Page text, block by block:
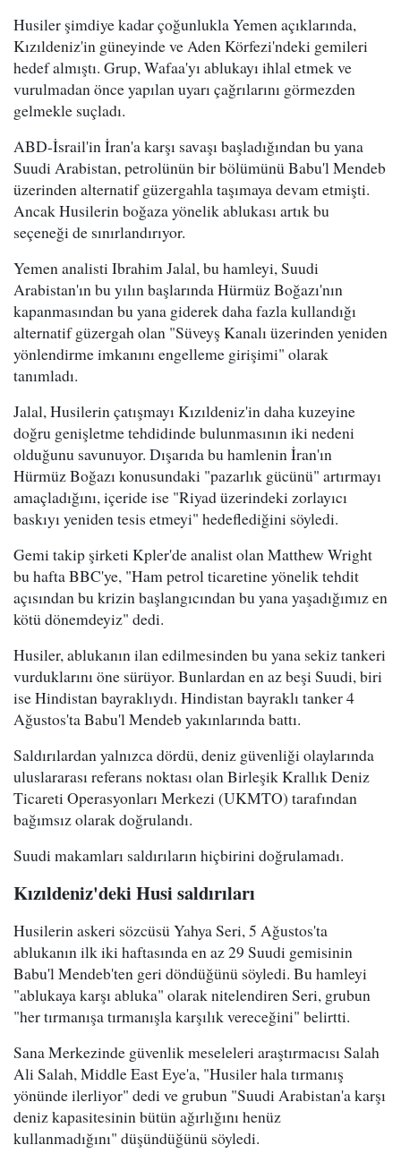
Husiler şimdiye kadar çoğunlukla Yemen açıklarında,
Kızıldeniz'in güneyinde ve Aden Körfezi'ndeki gemileri
hedef almıştı. Grup, Wafaa'yı ablukayı ihlal etmek ve
vurulmadan önce yapılan uyarı çağrılarını görmezden
gelmekle suçladı.
ABD-İsrail'in İran'a karşı savaşı başladığından bu yana
Suudi Arabistan, petrolünün bir bölümünü Babu'l Mendeb
üzerinden alternatif güzergahla taşımaya devam etmişti.
Ancak Husilerin boğaza yönelik ablukası artık bu
seçeneği de sınırlandırıyor.
Yemen analisti Ibrahim Jalal, bu hamleyi, Suudi
Arabistan'ın bu yılın başlarında Hürmüz Boğazı'nın
kapanmasından bu yana giderek daha fazla kullandığı
alternatif güzergah olan "Süveyş Kanalı üzerinden yeniden
yönlendirme imkanını engelleme girişimi" olarak
tanımladı.
Jalal, Husilerin çatışmayı Kızıldeniz'in daha kuzeyine
doğru genişletme tehdidinde bulunmasının iki nedeni
olduğunu savunuyor. Dışarıda bu hamlenin İran'ın
Hürmüz Boğazı konusundaki "pazarlık gücünü" artırmayı
amaçladığını, içeride ise "Riyad üzerindeki zorlayıcı
baskıyı yeniden tesis etmeyi" hedeflediğini söyledi.
Gemi takip şirketi Kpler'de analist olan Matthew Wright
bu hafta BBC'ye, "Ham petrol ticaretine yönelik tehdit
açısından bu krizin başlangıcından bu yana yaşadığımız en
kötü dönemdeyiz" dedi.
Husiler, ablukanın ilan edilmesinden bu yana sekiz tankeri
vurduklarını öne sürüyor. Bunlardan en az beşi Suudi, biri
ise Hindistan bayraklıydı. Hindistan bayraklı tanker 4
Ağustos'ta Babu'l Mendeb yakınlarında battı.
Saldırılardan yalnızca dördü, deniz güvenliği olaylarında
uluslararası referans noktası olan Birleşik Krallık Deniz
Ticareti Operasyonları Merkezi (UKMTO) tarafından
bağımsız olarak doğrulandı.
Suudi makamları saldırıların hiçbirini doğrulamadı.
Kızıldeniz'deki Husi saldırıları
Husilerin askeri sözcüsü Yahya Seri, 5 Ağustos'ta
ablukanın ilk iki haftasında en az 29 Suudi gemisinin
Babu'l Mendeb'ten geri döndüğünü söyledi. Bu hamleyi
"ablukaya karşı abluka" olarak nitelendiren Seri, grubun
"her tırmanışa tırmanışla karşılık vereceğini" belirtti.
Sana Merkezinde güvenlik meseleleri araştırmacısı Salah
Ali Salah, Middle East Eye'a, "Husiler hala tırmanış
yönünde ilerliyor" dedi ve grubun "Suudi Arabistan'a karşı
deniz kapasitesinin bütün ağırlığını henüz
kullanmadığını" düşündüğünü söyledi.